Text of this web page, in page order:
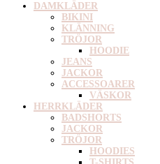
DAMKLÄDER
BIKINI
KLÄNNING
TRÖJOR
HOODIE
JEANS
JACKOR
ACCESSOARER
VÄSKOR
HERRKLÄDER
BADSHORTS
JACKOR
TRÖJOR
HOODIES